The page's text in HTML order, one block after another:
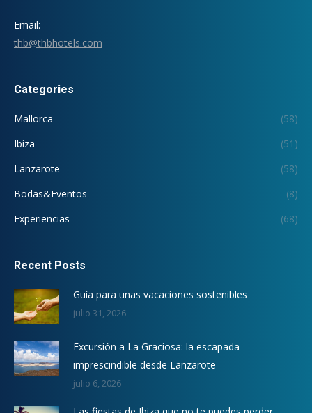
Email:
thb@thbhotels.com
Categories
Mallorca
(58)
Ibiza
(51)
Lanzarote
(58)
Bodas&Eventos
(8)
Experiencias
(68)
Recent Posts
Guía para unas vacaciones sostenibles
julio 31, 2026
Excursión a La Graciosa: la escapada
imprescindible desde Lanzarote
julio 6, 2026